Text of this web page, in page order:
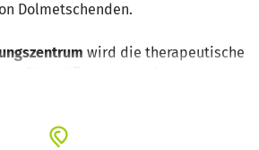
Dolmetschenden.
wird die therapeutische
bis zur
und mehrsprachig angeboten